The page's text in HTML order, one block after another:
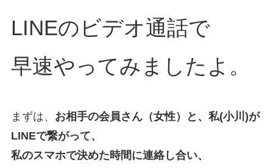
LINEのビデオ通話で
早速やってみましたよ。
まずは、 お相手の会員さん（女性）と、私(小川)が
LINEで繋がって、
私のスマホで決めた時間に連絡し合い、